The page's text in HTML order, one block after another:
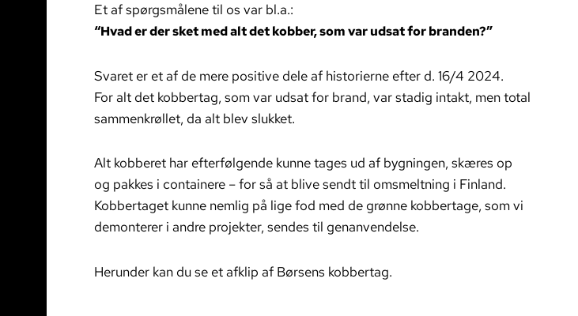
Et af spørgsmålene til os var bl.a.:
“Hvad er der sket med alt det kobber, som var udsat for branden?”
Svaret er et af de mere positive dele af historierne efter d. 16/4 2024.
For alt det kobbertag, som var udsat for brand, var stadig intakt, men total
sammenkrøllet, da alt blev slukket.
Alt kobberet har efterfølgende kunne tages ud af bygningen, skæres op
og pakkes i containere – for så at blive sendt til omsmeltning i Finland.
Kobbertaget kunne nemlig på lige fod med de grønne kobbertage, som vi
demonterer i andre projekter, sendes til genanvendelse.
Herunder kan du se et afklip af Børsens kobbertag.